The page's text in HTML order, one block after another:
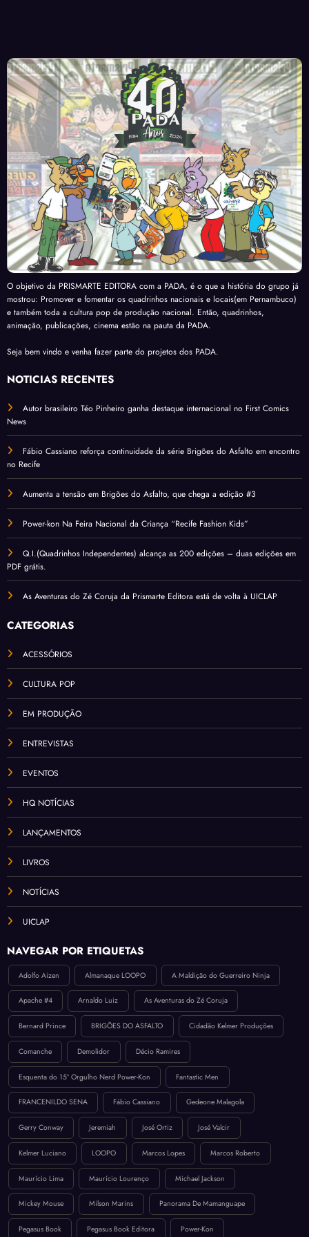
O objetivo da PRISMARTE EDITORA com a PADA, é o que a história do grupo já
mostrou: Promover e fomentar os quadrinhos nacionais e locais(em Pernambuco)
e também toda a cultura pop de produção nacional. Então, quadrinhos,
animação, publicações, cinema estão na pauta da PADA.
Seja bem vindo e venha fazer parte do projetos dos PADA.
NOTÍCIAS RECENTES
Autor brasileiro Téo Pinheiro ganha destaque internacional no First Comics
News
Fábio Cassiano reforça continuidade da série Brigões do Asfalto em encontro
no Recife
Aumenta a tensão em Brigões do Asfalto, que chega a edição #3
Power-kon Na Feira Nacional da Criança “Recife Fashion Kids”
Q.I.(Quadrinhos Independentes) alcança as 200 edições – duas edições em
PDF grátis.
As Aventuras do Zé Coruja da Prismarte Editora está de volta à UICLAP
CATEGORIAS
ACESSÓRIOS
CULTURA POP
EM PRODUÇÃO
ENTREVISTAS
EVENTOS
HQ NOTÍCIAS
LANÇAMENTOS
LIVROS
NOTÍCIAS
UICLAP
NAVEGAR POR ETIQUETAS
Adolfo Aizen Almanaque LOOPO A Maldição do Guerreiro Ninja
Apache #4 Arnaldo Luiz As Aventuras do Zé Coruja
Bernard Prince BRIGÕES DO ASFALTO Cidadão Kelmer Produções
Comanche Demolidor Décio Ramires
Esquenta do 15º Orgulho Nerd Power-Kon Fantastic Men
FRANCENILDO SENA Fábio Cassiano Gedeone Malagola
Gerry Conway Jeremiah José Ortiz José Valcir
Kelmer Luciano LOOPO Marcos Lopes Marcos Roberto
Maurício Lima Maurício Lourenço Michael Jackson
Mickey Mouse Milson Marins Panorama De Mamanguape
Pegasus Book Pegasus Book Editora Power-Kon